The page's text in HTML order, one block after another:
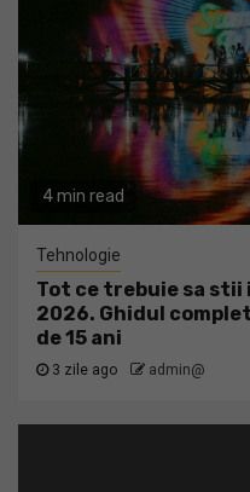
4 min read
Tehnologie
Tot ce trebuie sa stii
2026. Ghidul
de 15 ani
3 zile ago admin@